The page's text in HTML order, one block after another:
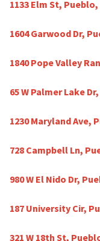
1133 Elm St, Pueblo,
1604 Garwood Dr,
1840 Pope Valley
65 W Palmer Lake
1230 Maryland Ave,
728 Campbell Ln,
980 W El Nido Dr,
187 University Cir,
321 W 18th St,